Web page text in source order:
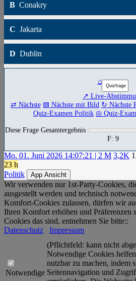
B Conakry
C Jakarta
D Dublin
⌂
↗ Live-
⇄ Nächste ▧ Nächste mit Bild ↻ Nächste
Quiz-Examen Politik ◎ Quiz-
Diese Frage Gesamtergebnis
F: 9
Mo. 01. Juni 2026 14:07:21 | 2 M 3,2K
23 h
Politik
App Ansicht
Wir verwenden nur 1st-Party-Cookies,
ausgestellt werden und technisch
Komfort-Cookies zulassen, dürfen wir
Ihren Komfort erhöhen und Präferenzen
Cookies das sind, entnehmen Sie bitte::
Datenschutz
Impressum
Notwendige
(Pflichtfeld: kann nicht
Notwendige Cookies
nutzbar zu machen, indem
Seitennavigation und